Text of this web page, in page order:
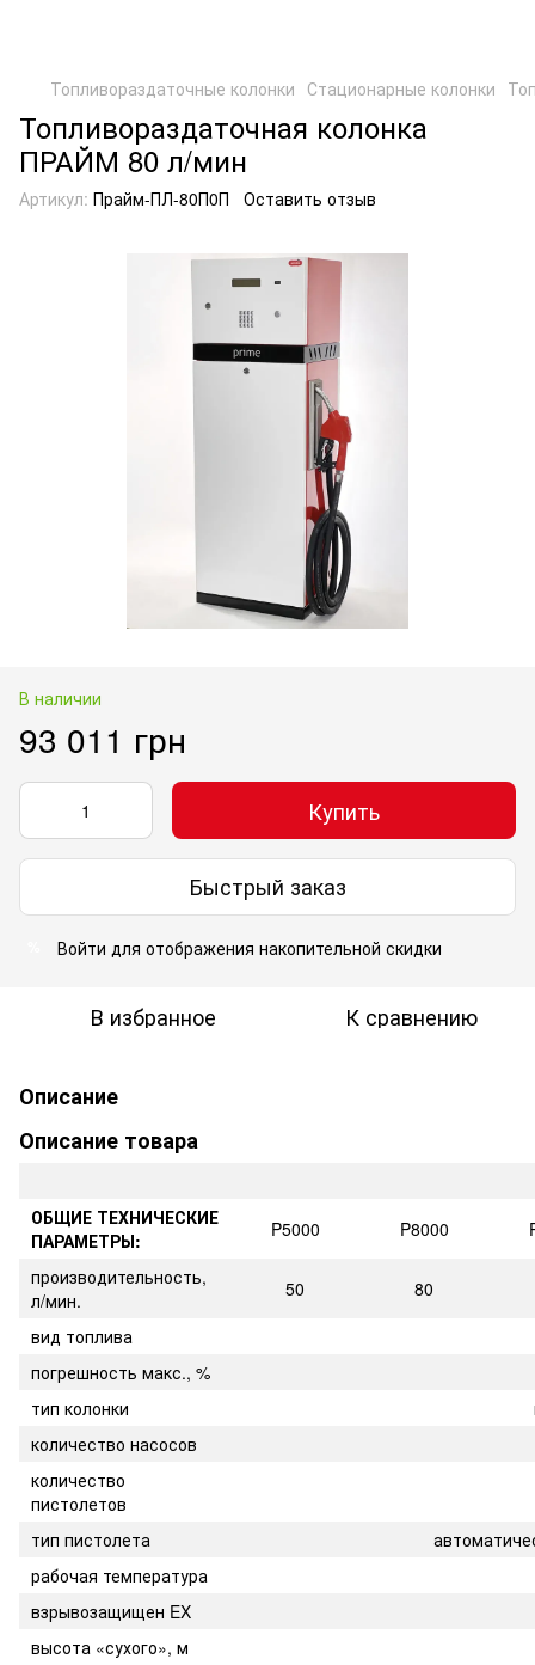
Топливораздаточные колонки Стационарные колонки
Топливораздаточная колонка
ПРАЙМ 80 л/мин
Артикул: Прайм-ПЛ-80П0П Оставить отзыв
В наличии
93 011 грн
Купить
Быстрый заказ
Войти для отображения накопительной скидки
В избранное К сравнению
Описание
Описание товара
ОБЩИЕ ТЕХНИЧЕСКИЕ
ПАРАМЕТРЫ:
P5000 P8000
производительность,
л/мин.
50
80
вид топлива
погрешность макс., %
тип колонки
количество насосов
количество
пистолетов
тип пистолета
рабочая температура
взрывозащищен EX
высота «сухого», м